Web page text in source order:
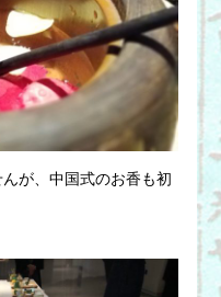
が、中国式のお香も初